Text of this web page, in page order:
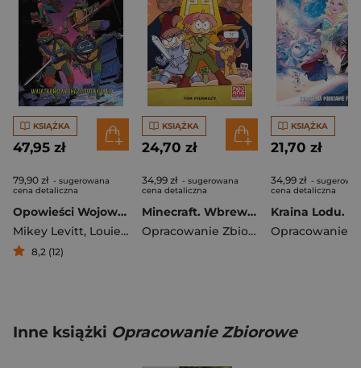
KSIĄŻKA
47,95 zł
79,90 zł - sugerowana
cena detaliczna
Opowieści Wojowniczych Żółwi Ninja. Tom 1
Mikey Levitt, Louie Joyce
8,2 (12)
KSIĄŻKA
24,70 zł
34,99 zł - sugerowana
cena detaliczna
Minecraft. Wbrew porządkowi. Tom 1
Opracowanie Zbiorowe
KSIĄŻKA
21,70 zł
34,99 zł -
cena detaliczna
Inne książki Opracowanie Zbiorowe